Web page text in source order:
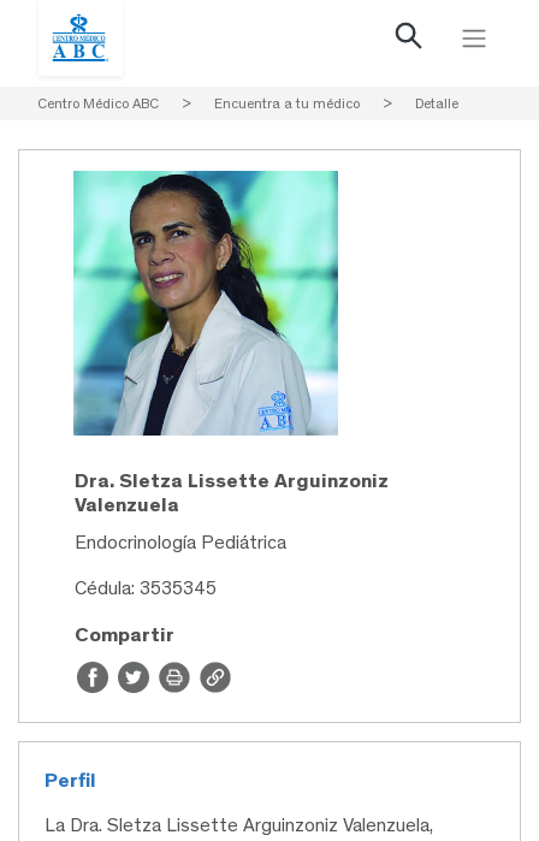
Centro Médico ABC > Encuentra a tu médico > Detalle
Dra. Sletza Lissette Arguinzoniz
Valenzuela
Endocrinología Pediátrica
Cédula: 3535345
Compartir
Perfil
La Dra. Sletza Lissette Arguinzoniz Valenzuela,